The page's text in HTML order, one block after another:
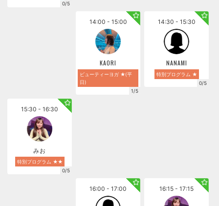
0/5
14:00 - 15:00
KAORI
ビューティーヨガ ★(平
日)
1/5
14:30 - 15:30
NANAMI
特別プログラム ★
0/5
15:30 - 16:30
みお
特別プログラム ★★
0/5
16:00 - 17:00 16:15 - 17:15